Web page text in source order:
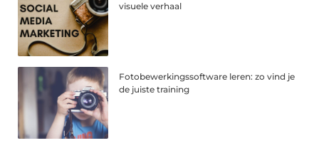
visuele verhaal
Fotobewerkingssoftware leren: zo vind je
de juiste training